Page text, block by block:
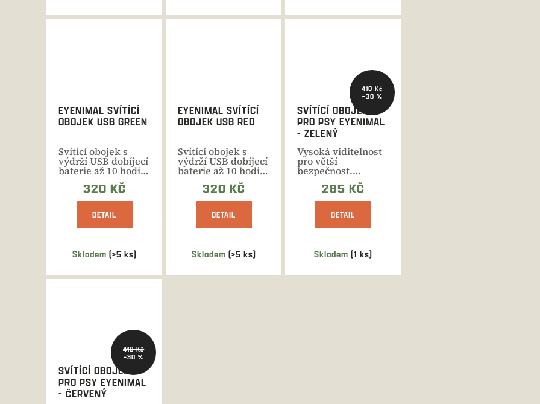
Skladem (>5 ks)
EYENIMAL SVÍTÍCÍ
OBOJEK USB GREEN
Svítící obojek s
výdrží USB dobíjecí
baterie až 10 hodin
na jedno nabití v...
320 KČ
DETAIL
Skladem (>5 ks)
EYENIMAL SVÍTÍCÍ
OBOJEK USB RED
Svítící obojek s
výdrží USB dobíjecí
baterie až 10 hodin
na jedno nabití v...
320 KČ
DETAIL
410 Kč
–30 %
Skladem (1 ks)
SVÍTÍCÍ OBOJEK
PRO PSY EYENIMAL
- ZELENÝ
Vysoká viditelnost
pro větší
bezpečnost.
Jedinečné svítící
obojky řady...
285 KČ
DETAIL
410 Kč
–30 %
SVÍTÍCÍ OBOJEK
PRO PSY EYENIMAL
- ČERVENÝ